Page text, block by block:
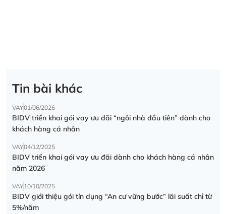
Tin bài khác
VAY01/06/2026
BIDV triển khai gói vay ưu đãi “ngôi nhà đầu tiên” dành cho
khách hàng cá nhân
VAY04/12/2025
BIDV triển khai gói vay ưu đãi dành cho khách hàng cá nhân
năm 2026
VAY10/10/2025
BIDV giới thiệu gói tín dụng “An cư vững bước” lãi suất chỉ từ
5%/năm